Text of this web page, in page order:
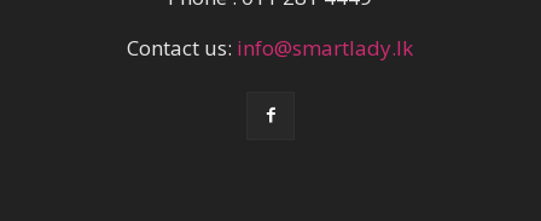
Contact us: info@smartlady.lk